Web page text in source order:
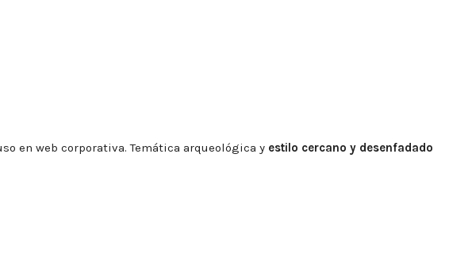
en web corporativa. Temática arqueológica y estilo cercano y desenfadado